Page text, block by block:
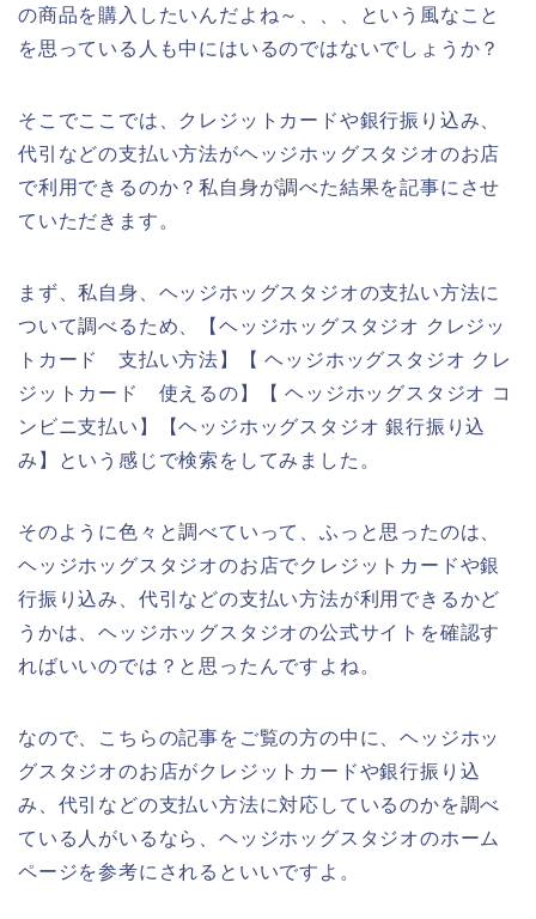
の商品を購入したいんだよね～、、、という風なこと
を思っている人も中にはいるのではないでしょうか？
そこでここでは、クレジットカードや銀行振り込み、
代引などの支払い方法がヘッジホッグスタジオのお店
で利用できるのか？私自身が調べた結果を記事にさせ
ていただきます。
まず、私自身、ヘッジホッグスタジオの支払い方法に
ついて調べるため、【ヘッジホッグスタジオ クレジッ
トカード 支払い方法】【 ヘッジホッグスタジオ クレ
ジットカード 使えるの】【 ヘッジホッグスタジオ コ
ンビニ支払い】【ヘッジホッグスタジオ 銀行振り込
み】という感じで検索をしてみました。
そのように色々と調べていって、ふっと思ったのは、
ヘッジホッグスタジオのお店でクレジットカードや銀
行振り込み、代引などの支払い方法が利用できるかど
うかは、ヘッジホッグスタジオの公式サイトを確認す
ればいいのでは？と思ったんですよね。
なので、こちらの記事をご覧の方の中に、ヘッジホッ
グスタジオのお店がクレジットカードや銀行振り込
み、代引などの支払い方法に対応しているのかを調べ
ている人がいるなら、ヘッジホッグスタジオのホーム
ページを参考にされるといいですよ。